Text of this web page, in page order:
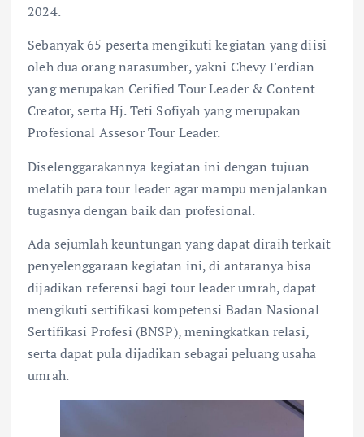
2024.
Sebanyak 65 peserta mengikuti kegiatan yang diisi
oleh dua orang narasumber, yakni Chevy Ferdian
yang merupakan Cerified Tour Leader & Content
Creator, serta Hj. Teti Sofiyah yang merupakan
Profesional Assesor Tour Leader.
Diselenggarakannya kegiatan ini dengan tujuan
melatih para tour leader agar mampu menjalankan
tugasnya dengan baik dan profesional.
Ada sejumlah keuntungan yang dapat diraih terkait
penyelenggaraan kegiatan ini, di antaranya bisa
dijadikan referensi bagi tour leader umrah, dapat
mengikuti sertifikasi kompetensi Badan Nasional
Sertifikasi Profesi (BNSP), meningkatkan relasi,
serta dapat pula dijadikan sebagai peluang usaha
umrah.